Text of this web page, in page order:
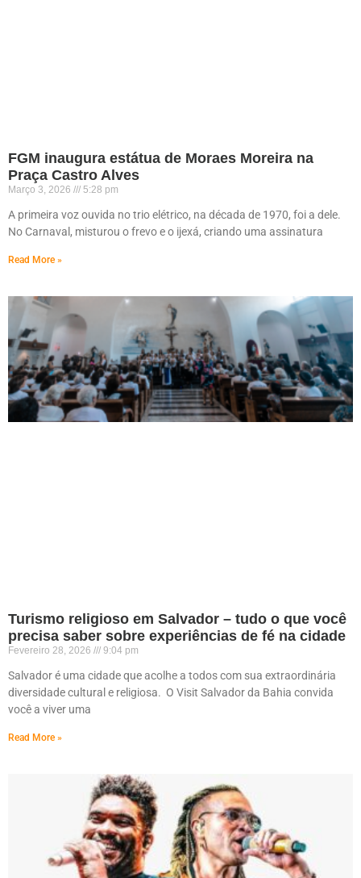
FGM inaugura estátua de Moraes Moreira na
Praça Castro Alves
Março 3, 2026 5:28 pm
A primeira voz ouvida no trio elétrico, na década de 1970, foi a dele.
No Carnaval, misturou o frevo e o ijexá, criando uma assinatura
Read More »
Turismo religioso em Salvador – tudo o que você
precisa saber sobre experiências de fé na cidade
Fevereiro 28, 2026 9:04 pm
Salvador é uma cidade que acolhe a todos com sua extraordinária
diversidade cultural e religiosa. O Visit Salvador da Bahia convida
você a viver uma
Read More »